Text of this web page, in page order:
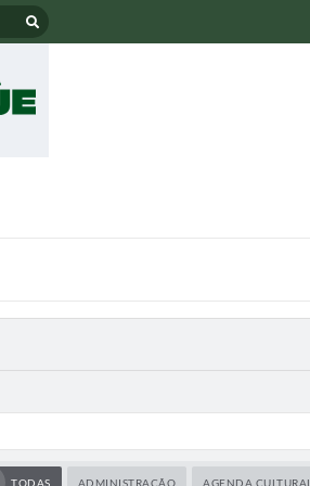
TODAS ADMINISTRAÇÃO AGENDA CULTURAL